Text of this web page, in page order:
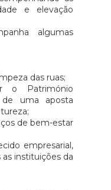
e elevação
algumas
das ruas;
o Património
de uma aposta
de bem-estar
empresarial,
instituições da